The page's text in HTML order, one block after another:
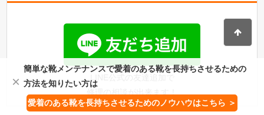
LINE公式の友達追加で
修理の相談が出来ます！
×
簡単な靴メンテナンスで愛着のある靴を長持ちさせるための
方法を知りたい方は
愛着のある靴を長持ちさせるためのノウハウはこちら ＞